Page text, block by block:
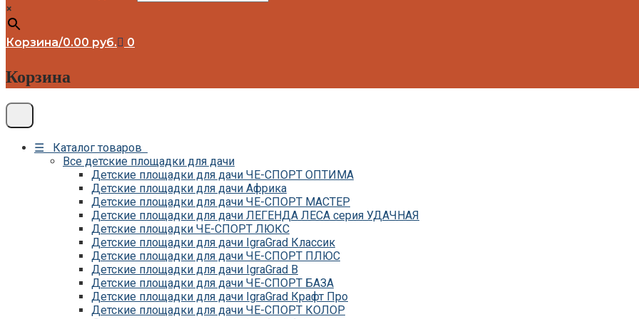
×
Корзина/0.00 руб. 0
Корзина
☰ Каталог товаров
Все детские площадки для дачи
Детские площадки для дачи ЧЕ-СПОРТ ОПТИМА
Детские площадки для дачи Африка
Детские площадки для дачи ЧЕ-СПОРТ МАСТЕР
Детские площадки для дачи ЛЕГЕНДА ЛЕСА серия УДАЧНАЯ
Детские площадки ЧЕ-СПОРТ ЛЮКС
Детские площадки для дачи IgraGrad Классик
Детские площадки для дачи ЧЕ-СПОРТ ПЛЮС
Детские площадки для дачи IgraGrad B
Детские площадки для дачи ЧЕ-СПОРТ БАЗА
Детские площадки для дачи IgraGrad Крафт Про
Детские площадки для дачи ЧЕ-СПОРТ КОЛОР